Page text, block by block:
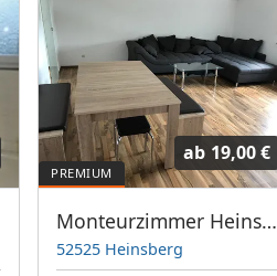
ab 19,00 €
Monteurzimmer Heinsberg city
52525 Heinsberg